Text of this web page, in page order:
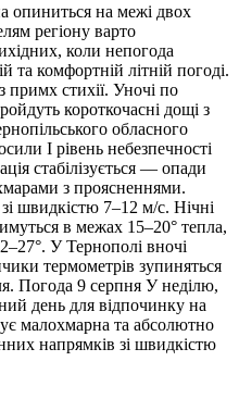
опиниться на межі двох
регіону варто
коли непогода
та комфортній літній погоді.
примх стихії. Уночі по
короткочасні дощі з
обласного
І рівень небезпечності
стабілізується — опади
з проясненнями.
швидкістю 7–12 м/с. Нічні
в межах 15–20° тепла,
У Тернополі вночі
термометрів зупиняться
Погода 9 серпня У неділю,
день для відпочинку на
малохмарна та абсолютно
напрямків зі швидкістю